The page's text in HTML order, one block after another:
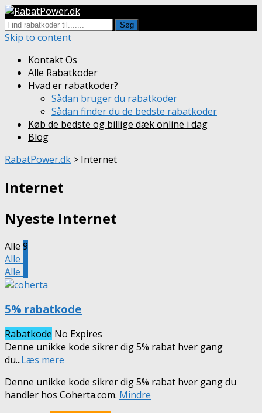
Søg
Skip to content
Kontakt Os
Alle Rabatkoder
Hvad er rabatkoder?
Sådan bruger du rabatkoder
Sådan finder du de bedste rabatkoder
Køb de bedste og billige dæk online i dag
Blog
RabatPower.dk > Internet
Internet
Nyeste Internet
Alle 9
Alle
Alle
5% rabatkode
Rabatkode No Expires
Denne unikke kode sikrer dig 5% rabat hver gang
du...Læs mere
Denne unikke kode sikrer dig 5% rabat hver gang du
handler hos Coherta.com. Mindre